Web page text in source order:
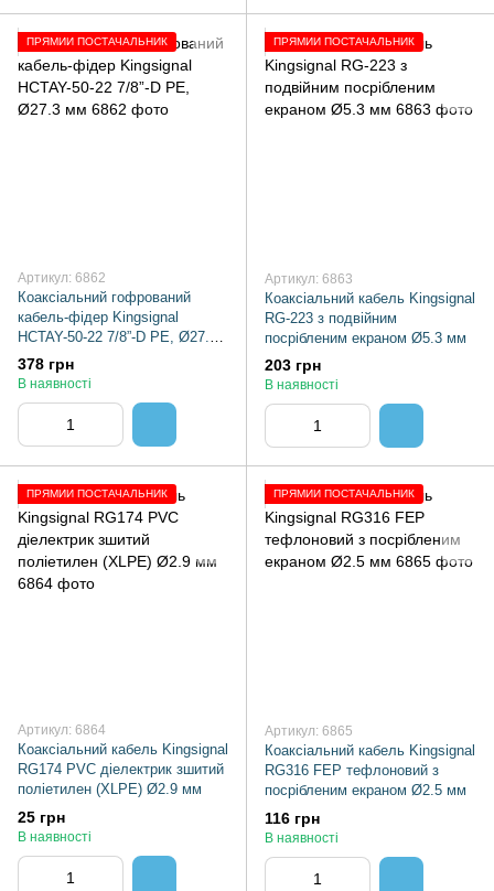
ПРЯМИЙ ПОСТАЧАЛЬНИК
Артикул: 6862
Коаксіальний гофрований
кабель-фідер Kingsignal
HCTAY-50-22 7/8”-D PE, Ø27.3
мм
378 грн
В наявності
ПРЯМИЙ ПОСТАЧАЛЬНИК
Артикул: 6863
Коаксіальний кабель Kingsignal
RG-223 з подвійним
посрібленим екраном Ø5.3 мм
203 грн
В наявності
ПРЯМИЙ ПОСТАЧАЛЬНИК
Артикул: 6864
Коаксіальний кабель Kingsignal
RG174 PVC діелектрик зшитий
поліетилен (XLPE) Ø2.9 мм
25 грн
В наявності
ПРЯМИЙ ПОСТАЧАЛЬНИК
Артикул: 6865
Коаксіальний кабель Kingsignal
RG316 FEP тефлоновий з
посрібленим екраном Ø2.5 мм
116 грн
В наявності